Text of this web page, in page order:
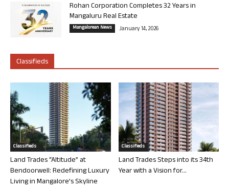
Rohan Corporation Completes 32 Years in
Mangaluru Real Estate
Mangalorean News January 14, 2026
Classifieds
Classifieds
Land Trades “Altitude” at
Bendoorwell: Redefining Luxury
Living in Mangalore’s Skyline
Classifieds
Land Trades Steps into its 34th
Year with a Vision for...